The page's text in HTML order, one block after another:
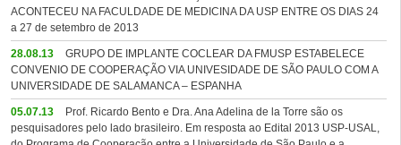
ACONTECEU NA FACULDADE DE MEDICINA DA USP ENTRE OS DIAS 24
a 27 de setembro de 2013
28.08.13
GRUPO DE IMPLANTE COCLEAR DA FMUSP ESTABELECE
CONVENIO DE COOPERAÇÃO VIA UNIVESIDADE DE SÃO PAULO COM A
UNIVERSIDADE DE SALAMANCA – ESPANHA
05.07.13
Prof. Ricardo Bento e Dra. Ana Adelina de la Torre são os
pesquisadores pelo lado brasileiro. Em resposta ao Edital 2013 USP-USAL,